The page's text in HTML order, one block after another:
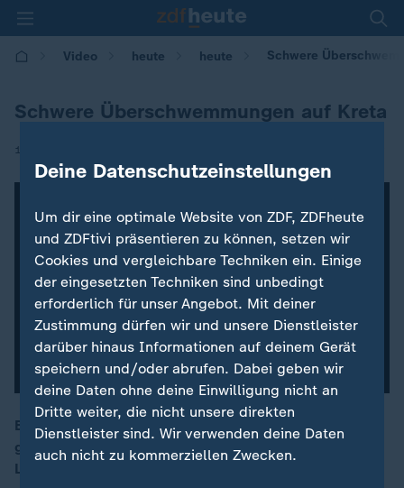
Video heute heute Schwere
Schwere Überschwemmungen auf Kreta
15.10.2022 | 22:35
00:16
Bei schweren Überschwemmungen auf der
griechischen Urlaubsinsel Kreta ist ein Mann ums
Leben gekommen, eine Frau wird vermisst.
Deine Datenschutzeinstellungen
Um dir eine optimale Website von ZDF, ZDFheute
und ZDFtivi präsentieren zu können, setzen wir
Cookies und vergleichbare Techniken ein. Einige
der eingesetzten Techniken sind unbedingt
erforderlich für unser Angebot. Mit deiner
Zustimmung dürfen wir und unsere Dienstleister
darüber hinaus Informationen auf deinem Gerät
speichern und/oder abrufen. Dabei geben wir
deine Daten ohne deine Einwilligung nicht an
Dritte weiter, die nicht unsere direkten
Dienstleister sind. Wir verwenden deine Daten
auch nicht zu kommerziellen Zwecken.